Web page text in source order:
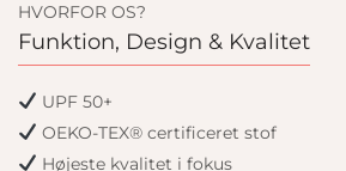
HVORFOR OS?
Funktion, Design & Kvalitet
UPF 50+
OEKO-TEX® certificeret stof
Højeste kvalitet i fokus